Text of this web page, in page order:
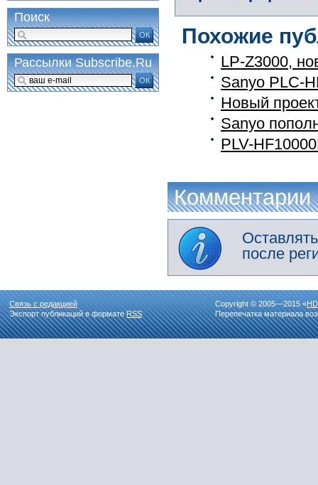
Похожие
LP-Z3000,
Sanyo PLC-
Новый
Sanyo
PLV-
Комментарии
после
Поиск
ОК
Рассылки Subscribe.Ru
ОК
Связь с редакцией
Экспорт публикаций в форматеRSS
Copyright © 2005—2015 «
Перепечатка материала